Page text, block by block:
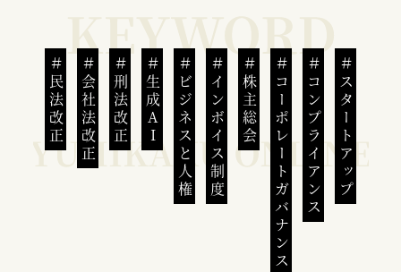
民法改正 会社法改正 刑法改正 生成AI ビジネスと人権インボイス制度 株主総会 コーポレートガバナンスコンプライアンススタートアップ